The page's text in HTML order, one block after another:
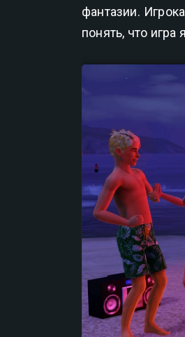
фантазии.
понять, что игра